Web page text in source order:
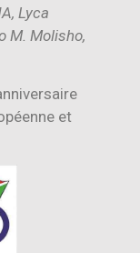
Lyca
M. Molisho,
et